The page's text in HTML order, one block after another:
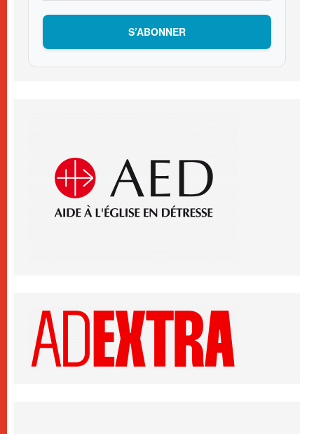
S’ABONNER